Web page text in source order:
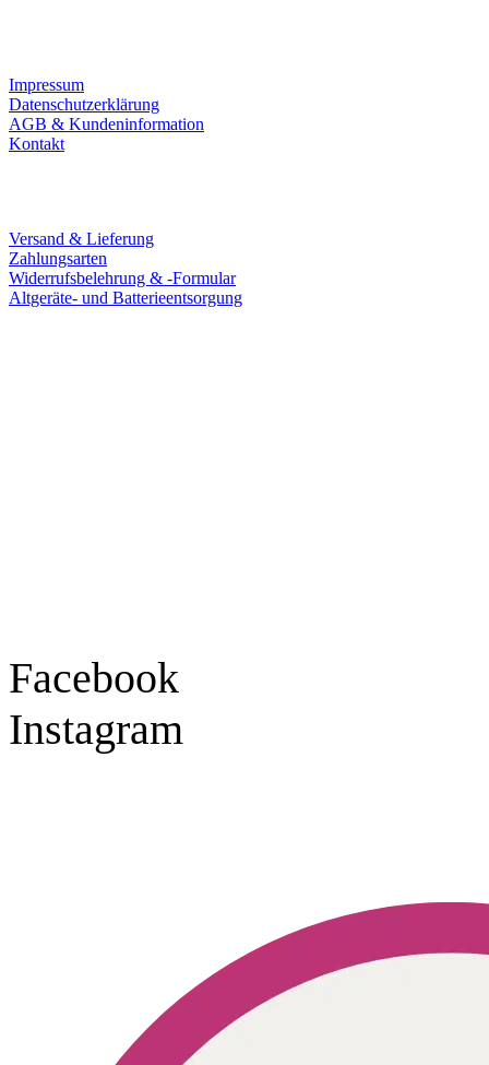
Impressum
Datenschutzerklärung
AGB & Kundeninformation
Kontakt
Versand & Lieferung
Zahlungsarten
Widerrufsbelehrung & -Formular
Altgeräte- und Batterieentsorgung
Facebook
Instagram